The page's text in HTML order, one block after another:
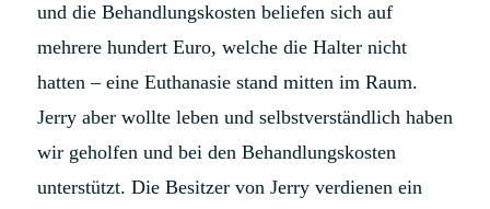
und die Behandlungskosten beliefen sich auf
mehrere hundert Euro, welche die Halter nicht
hatten – eine Euthanasie stand mitten im Raum.
Jerry aber wollte leben und selbstverständlich haben
wir geholfen und bei den Behandlungskosten
unterstützt. Die Besitzer von Jerry verdienen ein